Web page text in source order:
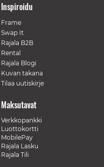
Inspiroidu
Frame
Swap It
Rajala B2B
Rental
Rajala Blogi
Kuvan takana
Tilaa uutiskirje
Maksutavat
Verkkopankki
Luottokortti
MobilePay
Rajala Lasku
Rajala Tili